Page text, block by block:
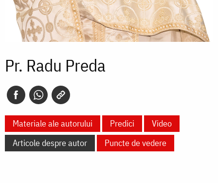
Pr. Radu Preda
Materiale ale autorului Predici
Video
Articole despre autor
Puncte de vedere